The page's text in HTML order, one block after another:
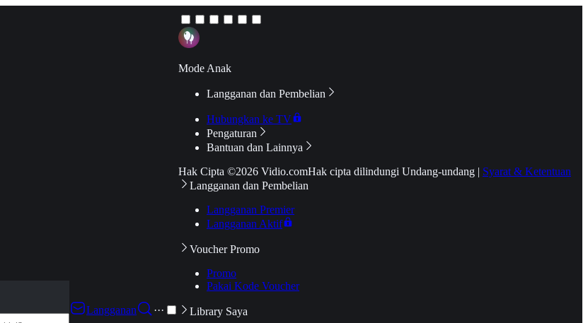
Langganan
···
Mode Anak
Langganan dan Pembelian
Hubungkan ke TV
Pengaturan
Bantuan dan Lainnya
Hak Cipta ©2026 Vidio.comHak cipta dilindungi Undang-undang | Syarat & Ketentuan
Langganan dan Pembelian
Langganan Premier
Langganan Aktif
Voucher Promo
Promo
Pakai Kode Voucher
Library Saya